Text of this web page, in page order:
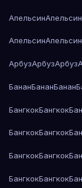
АпельсинАпельсин
АпельсинАпельсин
АрбузАрбузАрбуз
БананБананБанан
БангкокБангкок
БангкокБангкок
БангкокБангкок
БангкокБангкок